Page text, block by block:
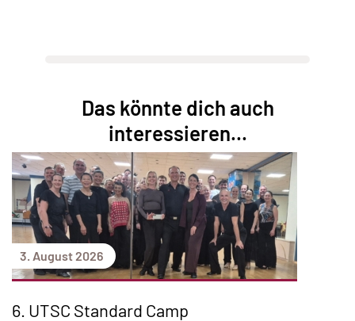
Das könnte dich auch
interessieren...
3. August 2026
6. UTSC Standard Camp